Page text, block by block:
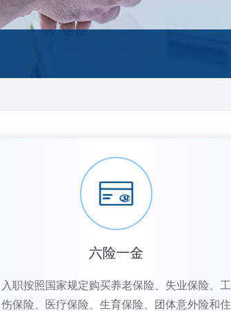
六险一金
入职按照国家规定购买养老保险、失业保险、工
伤保险、医疗保险、生育保险、团体意外险和住